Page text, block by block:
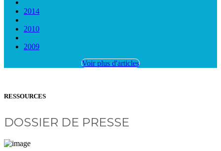
2014
2010
2009
Voir plus d'articles
RESSOURCES
DOSSIER DE PRESSE